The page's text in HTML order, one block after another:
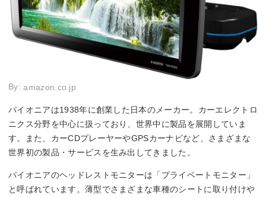
By:amazon.co.jp
パイオニアは1938年に創業した日本のメーカー。カーエレクトロ
ニクス分野を中心に扱っており、世界中に製品を展開していま
す。また、カーCDプレーヤーやGPSカーナビなど、さまざまな
世界初の製品・サービスを生み出してきました。
パイオニアのヘッドレストモニターは「プライベートモニター」
と呼ばれています。薄型でさまざまな車種のシートに取り付けや